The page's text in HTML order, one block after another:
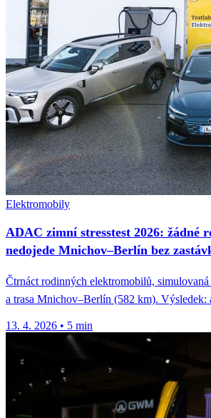
Elektromobily
ADAC zimní stresstest 2026: žádné
nedojede Mnichov–Berlín bez
Čtrnáct rodinných elektromobilů,
a trasa Mnichov–Berlín (582 km). Výsledek:
13. 4. 2026 • 5 min